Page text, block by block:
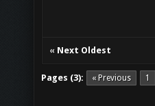
« Next Oldest
Pages (3): « Previous 1